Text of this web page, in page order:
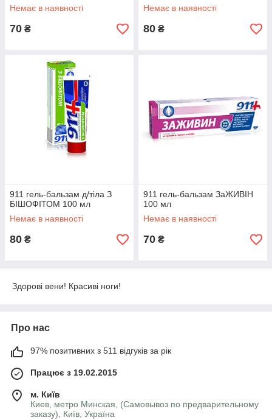
Немає в наявності
70 ₴
Немає в наявності
80 ₴
911 гель-бальзам д/тіла З
БІШОФІТОМ 100 мл
Немає в наявності
80 ₴
911 гель-бальзам ЗаЖИВІН
100 мл
Немає в наявності
70 ₴
Здорові вени! Красиві ноги!
Про нас
97% позитивних з 511 відгуків за рік
Працює з 19.02.2015
м. Київ
Киев, метро Минская, (Самовывоз по предварительному
заказу), Київ, Україна